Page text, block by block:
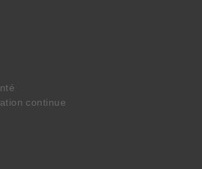
continue